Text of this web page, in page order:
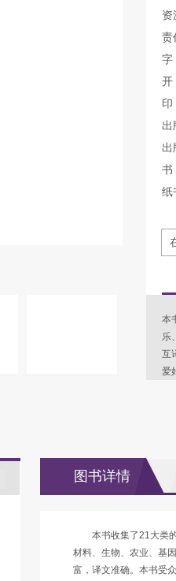
资
责
出
出
纸
本
乐
互
爱
图书详情
本书收集了21大类
材料、生物、农业、基
富，译文准确。本书受